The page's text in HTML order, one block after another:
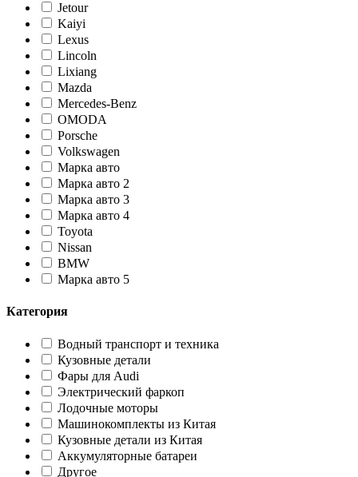
Jetour
Kaiyi
Lexus
Lincoln
Lixiang
Mazda
Mercedes-Benz
OMODA
Porsche
Volkswagen
Марка авто
Марка авто 2
Марка авто 3
Марка авто 4
Toyota
Nissan
BMW
Марка авто 5
Категория
Водный транспорт и техника
Кузовные детали
Фары для Audi
Электрический фаркоп
Лодочные моторы
Машинокомплекты из Китая
Кузовные детали из Китая
Аккумуляторные батареи
Другое